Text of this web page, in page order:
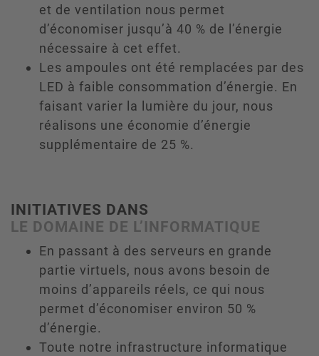
et de ventilation nous permet
d’économiser jusqu’à 40 % de l’énergie
nécessaire à cet effet.
Les ampoules ont été remplacées par des
LED à faible consommation d’énergie. En
faisant varier la lumière du jour, nous
réalisons une économie d’énergie
supplémentaire de 25 %.
INITIATIVES DANS
LE DOMAINE DE L’INFORMATIQUE
En passant à des serveurs en grande
partie virtuels, nous avons besoin de
moins d’appareils réels, ce qui nous
permet d’économiser environ 50 %
d’énergie.
Toute notre infrastructure informatique